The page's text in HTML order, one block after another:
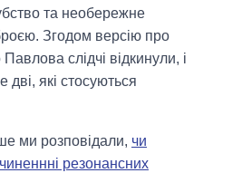
та необережне
Згодом версію про
слідчі відкинули, і
які стосуються
ми розповідали, чи
резонансних